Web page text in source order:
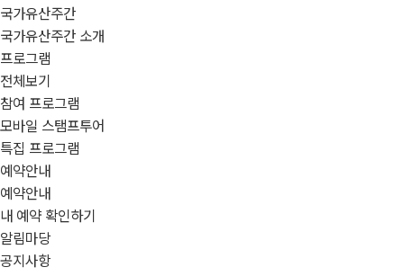
국가유산주간
국가유산주간 소개
프로그램
전체보기
참여 프로그램
모바일 스탬프투어
특집 프로그램
예약안내
예약안내
내 예약 확인하기
알림마당
공지사항